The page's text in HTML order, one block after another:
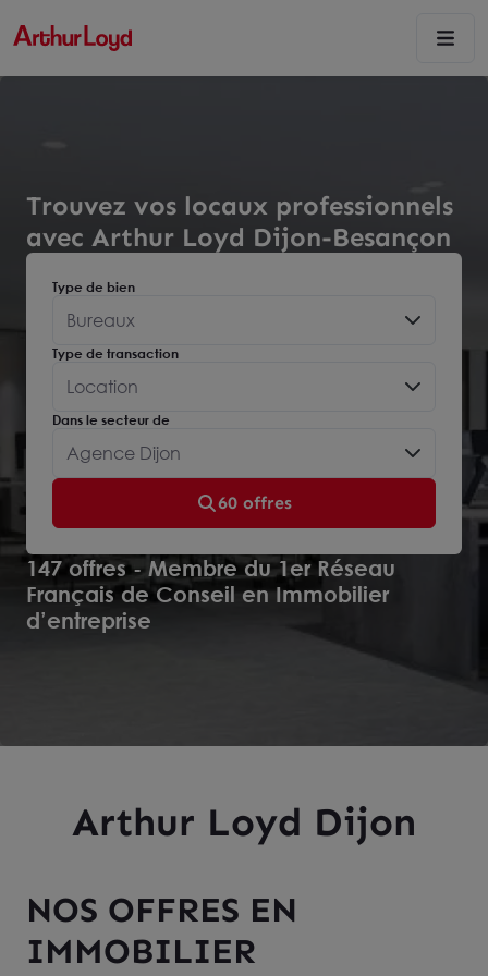
Trouvez vos locaux professionnels
avec Arthur Loyd Dijon-Besançon
Dans le secteur de
Agence Dijon
Type de bien
Bureaux
Type de transaction
Location
60 offres
147 offres - Membre du 1er Réseau
Français de Conseil en Immobilier
d’entreprise
Arthur Loyd Dijon
NOS OFFRES EN
IMMOBILIER